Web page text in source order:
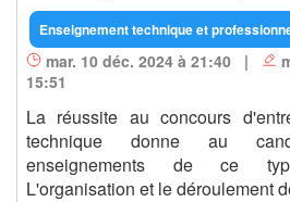
Enseignement technique et
mar. 10 déc. 2024 à 21:40 |
15:51
La réussite au concours
technique donne au
enseignements de ce
L'organisation et le déroulement